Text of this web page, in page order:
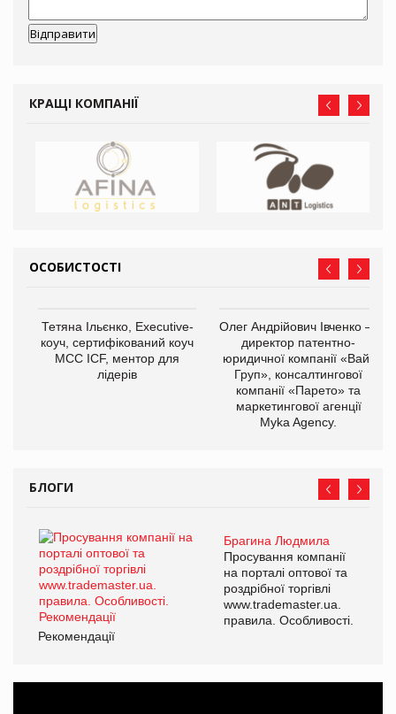
КРАЩІ КОМПАНІЇ
ОСОБИСТОСТІ
Тетяна Ільєнко, Executive-
коуч, сертифікований коуч
МСС ICF, ментор для
лідерів
Олег Андрійович Івченко —
директор патентно-
юридичної компанії «Вайз
Груп», консалтингової
компанії «Парето» та
маркетингової агенції
Myka Agency.
БЛОГИ
Брагина Людмила
Просування компанії
на порталі оптової та
роздрібної торгівлі
www.trademaster.ua.
правила. Особливості.
Рекомендації